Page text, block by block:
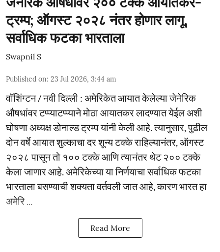
ट्रम्प; ऑगस्ट २०२८ नंतर होणार लागू,
सर्वाधिक फटका भारताला
Swapnil S
Published on: 23 Jul 2026, 3:44 am
वॉशिंग्टन / नवी दिल्ली : अमेरिकेत आयात केलेल्या जेनेरिक
औषधांवर टप्प्याटप्प्याने मोठा आयातकर लादण्यात येईल अशी
घोषणा अध्यक्ष डोनाल्ड ट्रम्प यांनी केली आहे. त्यानुसार, पुढील
दोन वर्षे आयात शुल्काचा दर शून्य टक्के राहिल्यानंतर, ऑगस्ट
२०२८ पासून तो १०० टक्के आणि त्यानंतर थेट २०० टक्के
केला जाणार आहे. अमेरिकेच्या या निर्णयाचा सर्वाधिक फटका
भारताला बसण्याची शक्यता वर्तवली जात आहे, कारण भारत हा
अमेरि ...
Read More